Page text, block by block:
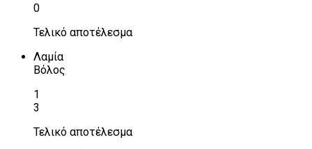
0
Τελικό αποτέλεσμα
Λαμία
Βόλος
1
3
Τελικό αποτέλεσμα